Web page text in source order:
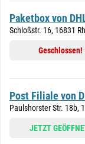
Paketbox von
Schloßstr. 16, 16831
Geschlossen!
Post Filiale von
Paulshorster Str. 18b,
JETZT